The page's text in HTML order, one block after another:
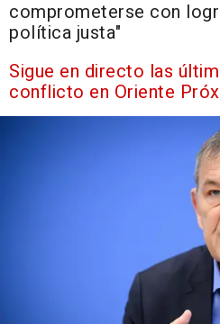
comprometerse con
política justa"
Sigue en directo las
conflicto en Oriente